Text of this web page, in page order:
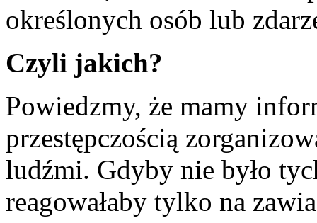
określonych osób lub
Czyli jakich?
Powiedzmy, że mamy
przestępczością
ludźmi. Gdyby nie było
reagowałaby tylko na